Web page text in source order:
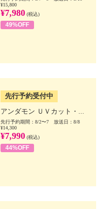
¥15,800
¥7,980 (税込)
49%OFF
先行予約受付中
アンダモン ＵＶカット・...
先行予約期間：8/2〜7 放送日：8/8
¥14,300
¥7,990 (税込)
44%OFF